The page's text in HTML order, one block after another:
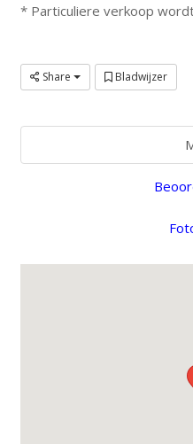
* Particuliere verkoop
Share Bladwijzer